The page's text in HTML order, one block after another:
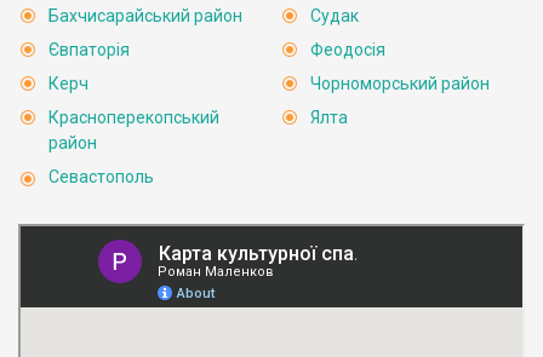
Бахчисарайський район
Євпаторія
Керч
Красноперекопський
район
Севастополь
Судак
Феодосія
Чорноморський район
Ялта